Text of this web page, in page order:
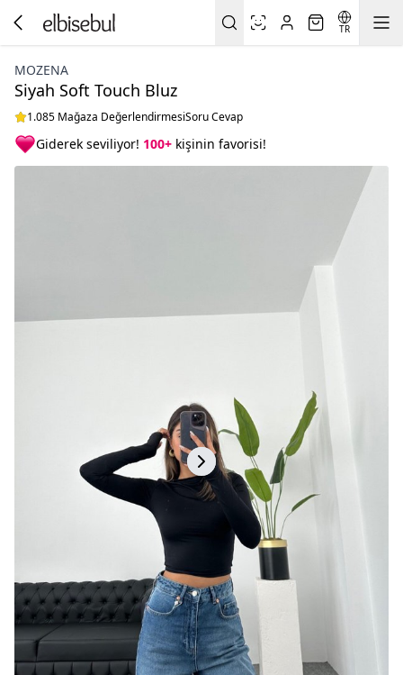
TR
MOZENA
Siyah Soft Touch Bluz
1.085 Mağaza DeğerlendirmesiSoru Cevap
Giderek seviliyor! 100+ kişinin favorisi!